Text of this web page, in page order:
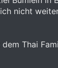
nicht
Thai